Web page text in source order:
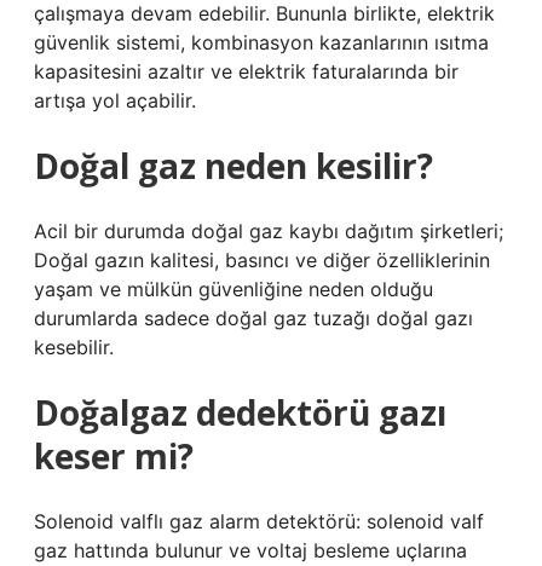
çalışmaya devam edebilir. Bununla birlikte, elektrik
güvenlik sistemi, kombinasyon kazanlarının ısıtma
kapasitesini azaltır ve elektrik faturalarında bir
artışa yol açabilir.
Doğal gaz neden kesilir?
Acil bir durumda doğal gaz kaybı dağıtım şirketleri;
Doğal gazın kalitesi, basıncı ve diğer özelliklerinin
yaşam ve mülkün güvenliğine neden olduğu
durumlarda sadece doğal gaz tuzağı doğal gazı
kesebilir.
Doğalgaz dedektörü gazı
keser mi?
Solenoid valflı gaz alarm detektörü: solenoid valf
gaz hattında bulunur ve voltaj besleme uçlarına